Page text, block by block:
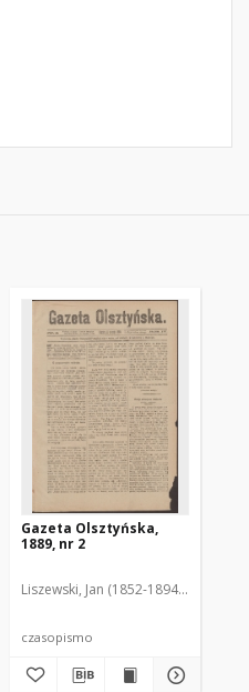
Gazeta Olsztyńska,
1889, nr 2
Liszewski, Jan (1852-1894). Red.
czasopismo